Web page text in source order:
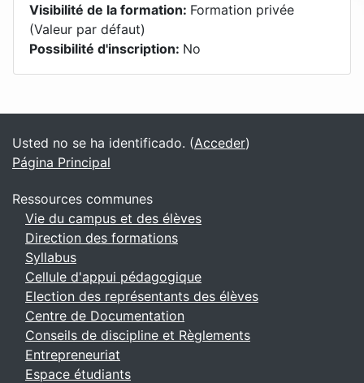
Visibilité de la formation: Formation privée
(Valeur par défaut)
Possibilité d'inscription: No
Bloques suplementarios
Usted no se ha identificado. (Acceder)
Página Principal
Ressources communes
Vie du campus et des élèves
Direction des formations
Syllabus
Cellule d'appui pédagogique
Election des représentants des élèves
Centre de Documentation
Conseils de discipline et Règlements
Entrepreneuriat
Espace étudiants